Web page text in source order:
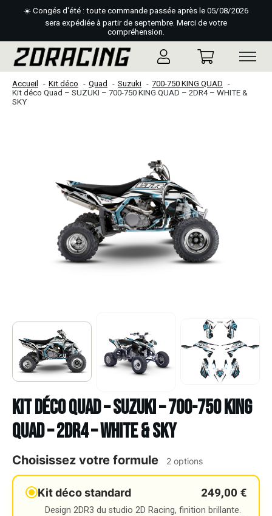
☀️ Congés d'été : toute commande passée après le 05/08/2026
sera expédiée à partir de septembre. Merci de votre
compréhension.
Accueil Kit déco Quad Suzuki
700-750 KING QUAD
Kit déco Quad – SUZUKI – 700-750 KING QUAD – 2DR4 – WHITE &
SKY
Kit déco Quad – SUZUKI – 700-750 KING
QUAD – 2DR4 – WHITE & SKY
Choisissez votre formule 2 options
Kit déco standard 249,00 €
Design 2DR3 du studio 2D Racing, finition brillante.